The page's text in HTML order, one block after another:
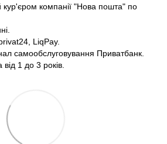
компанії "Нова пошта" по
LiqPay.
самообслуговування Приватбанк.
1 до 3 років.